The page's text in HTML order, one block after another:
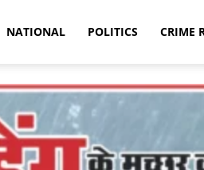
NATIONAL POLITICS CRIME